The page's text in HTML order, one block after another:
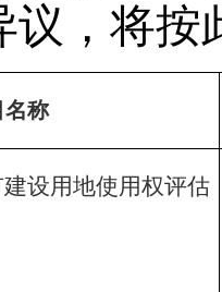
议，将按
名称
设用地使用权评估